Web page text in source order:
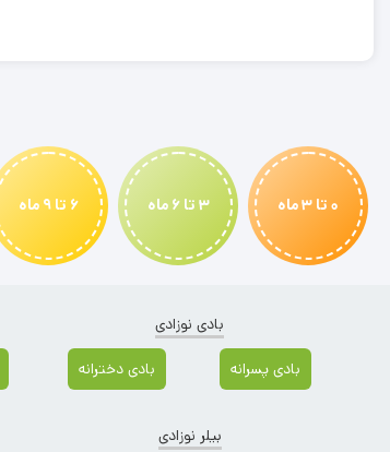
0 تا 3 ماه 3 تا 6 ماه 6 تا 9 ماه
بادی نوزادی
بادی پسرانه بادی دخترانه
بیلر نوزادی